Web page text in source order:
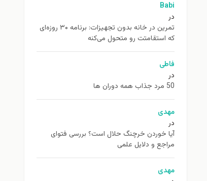
Babi
در
تمرین در خانه بدون تجهیزات: برنامه ۳۰ روزه‌ای
که استقامتت رو متحول می‌کنه
فاطی
در
50 مرد جذاب همه دوران ها
مهدی
در
آیا خوردن خرچنگ حلال است؟ بررسی فتوای
مراجع و دلایل علمی
مهدی